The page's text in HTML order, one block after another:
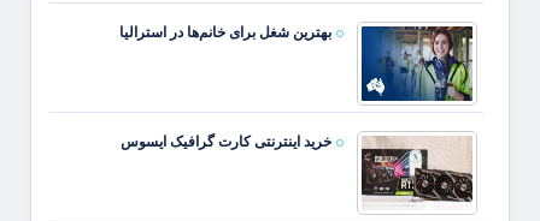
بهترین شغل برای خانم‌ها در استرالیا
خرید اینترنتی کارت گرافیک ایسوس